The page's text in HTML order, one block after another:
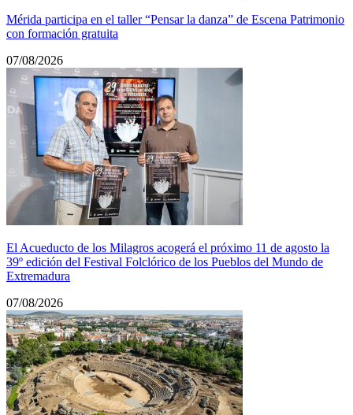
Mérida participa en el taller “Pensar la danza” de Escena Patrimonio
con formación gratuita
07/08/2026
El Acueducto de los Milagros acogerá el próximo 11 de agosto la
39º edición del Festival Folclórico de los Pueblos del Mundo de
Extremadura
07/08/2026